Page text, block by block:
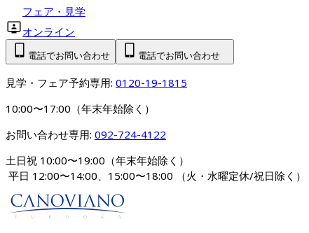
フェア・見学
オンライン
電話でお問い合わせ 電話でお問い合わせ
見学・フェア予約専用: 0120-19-1815
10:00〜17:00（年末年始除く）
お問い合わせ専用: 092-724-4122
土日祝 10:00〜19:00（年末年始除く）
平日 12:00〜14:00、15:00〜18:00
（火・水曜定休/祝日除く）